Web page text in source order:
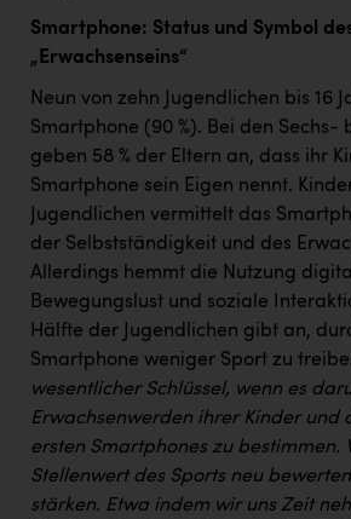
Smartphone: Status und Symbol
„Erwachsenseins“
Neun von zehn Jugendlichen bis 16
Smartphone (90 %). Bei den Sechs-
geben 58 % der Eltern an, dass ihr
Smartphone sein Eigen nennt.
Jugendlichen vermittelt das
der Selbstständigkeit und des
Allerdings hemmt die Nutzung
Bewegungslust und soziale
Hälfte der Jugendlichen gibt an,
Smartphone weniger Sport zu
wesentlicher Schlüssel, wenn es
Erwachsenwerden ihrer Kinder und
ersten Smartphones zu bestimmen.
Stellenwert des Sports neu
stärken. Etwa indem wir uns Zeit